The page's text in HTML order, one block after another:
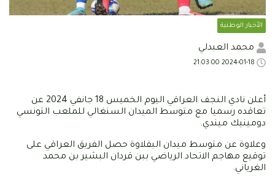
الأخبار الوطنية
محمد العبدلي
أعلن نادي النجف العراقي اليوم الخميس 18 جانفي 2024 عن
تعاقده رسميا مع متوسط الميدان السنغالي للملعب التونسي
دومينيك ميندي.
وعلاوة عن متوسط ميدان البقلاوة حصل الفريق العراقي على
توقيع مهاجم الاتحاد الرياضي ببن قردان البشير بن محمد
الغرياني.